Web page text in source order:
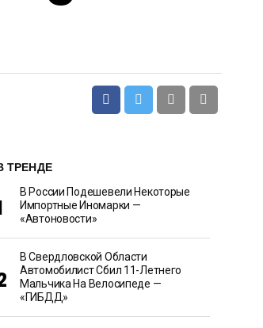
ТРЕНДЕ
В России Подешевели Некоторые
Импортные Иномарки —
«Автоновости»
В Свердловской Области
Автомобилист Сбил 11-Летнего
Мальчика На Велосипеде —
«ГИБДД»